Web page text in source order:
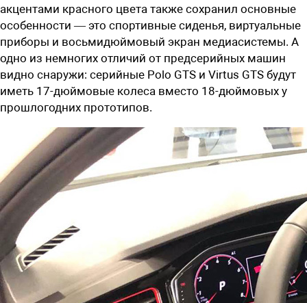
акцентами красного цвета также сохранил основные
особенности — это спортивные сиденья, виртуальные
приборы и восьмидюймовый экран медиасистемы. А
одно из немногих отличий от предсерийных машин
видно снаружи: серийные Polo GTS и Virtus GTS будут
иметь 17-дюймовые колеса вместо 18-дюймовых у
прошлогодних прототипов.